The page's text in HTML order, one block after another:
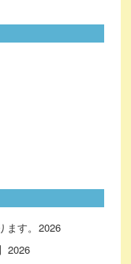
ます。2026
2026